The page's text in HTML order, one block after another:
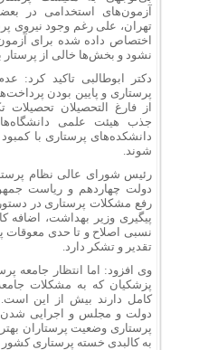
آزمون‌های استخدامی در
تهران، علی رغم وجود نیروی
اختصاص داده شده برای
نشود و بخش‌ها خالی از پرستار
دکتر ابوطالبی تاکید کرد:
پرستاری و پایین بودن
از فارغ التحصیلان تحصیلات
جذب هیئت علمی دانشگاه‌ها
دانشکده‌های پرستاری با
شوند.
رئیس شورای عالی نظام
دولت چهاردهم و ریاست
رفع مشکلات پرستاری در
پیگیری وزیر بهداشت، اضافه
نسبی اصلاح و تا حدی
تقدیر و تشکر دارد.
وی افزود: اما انتظار جامعه
پزشکیان که به مشکلات
کامل دارند بیش از این است.
دولت و مجلس و اجرایی شدن
پرستاری وضعیت پرستاران
به کالبدی خسته پرستاری